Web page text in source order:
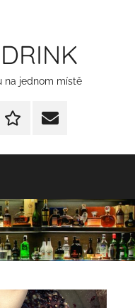
na jednom místě
Redakční
E-